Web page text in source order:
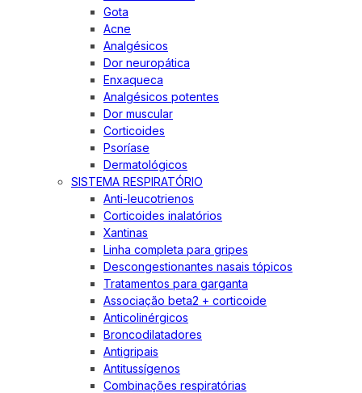
Gota
Acne
Analgésicos
Dor neuropática
Enxaqueca
Analgésicos potentes
Dor muscular
Corticoides
Psoríase
Dermatológicos
SISTEMA RESPIRATÓRIO
Anti-leucotrienos
Corticoides inalatórios
Xantinas
Linha completa para gripes
Descongestionantes nasais tópicos
Tratamentos para garganta
Associação beta2 + corticoide
Anticolinérgicos
Broncodilatadores
Antigripais
Antitussígenos
Combinações respiratórias